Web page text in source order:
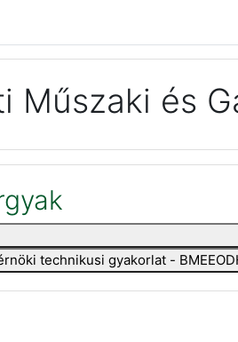
Műszaki és
technikusi gyakorlat -